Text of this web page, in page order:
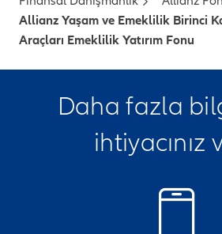
Allianz Yaşam ve Emeklilik Birinci
Araçları Emeklilik Yatırım Fonu
Daha fazla
ihtiyacınız